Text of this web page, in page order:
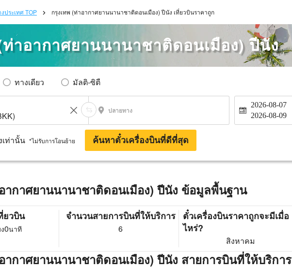
ประเทศ TOP กรุงเทพ (ท่าอากาศยานนานาชาติดอนเมือง) ปีนัง เที่ยวบินราคาถูก
ท่าอากาศยานนานาชาติดอนเมือง) ปีนัง
ทางเดียว มัลติ-ซิตี้
ปลายทาง
2026-08-07
2026-08-09
เท่านั้น *ไม่รับการโอนย้าย ค้นหาตั๋วเครื่องบินที่ดีที่สุด
ากาศยานนานาชาติดอนเมือง) ปีนัง ข้อมูลพื้นฐาน
ยวบิน
0นาที
จำนวนสายการบินที่ให้บริการ
6
ตั๋วเครื่องบินราคาถูกจะมีเมื่อ
ไหร่?
สิงหาคม
ากาศยานนานาชาติดอนเมือง) ปีนัง สายการบินที่ให้บริการ